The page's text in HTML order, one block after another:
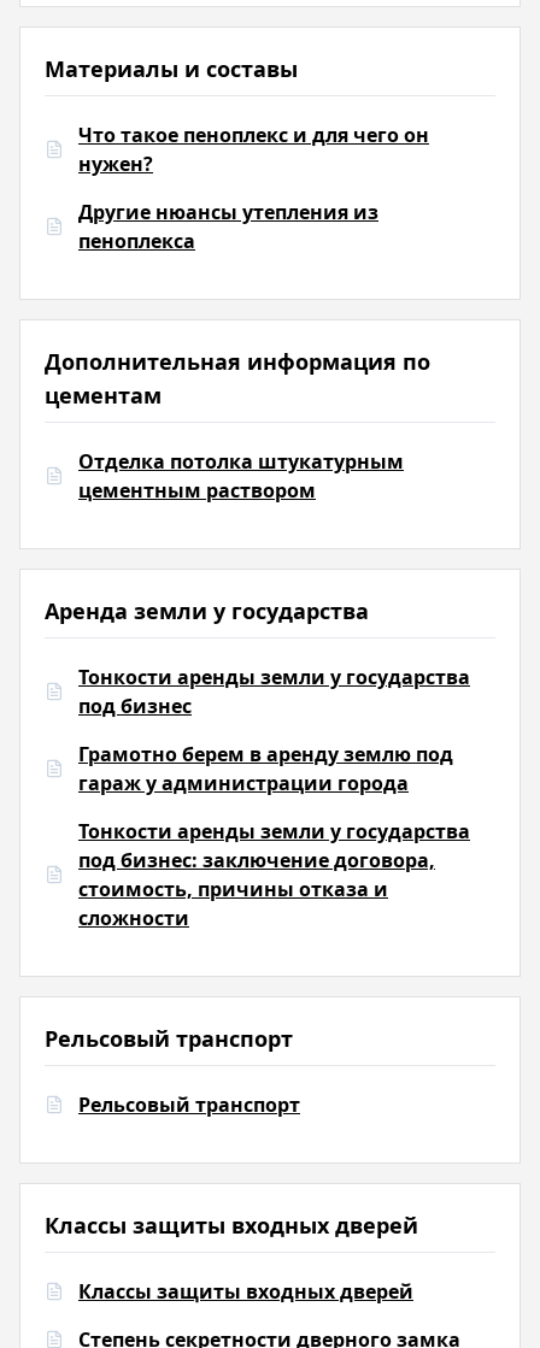
Материалы и составы
Что такое пеноплекс и для чего он
нужен?
Другие нюансы утепления из
пеноплекса
Дополнительная информация по
цементам
Отделка потолка штукатурным
цементным раствором
Аренда земли у государства
Тонкости аренды земли у государства
под бизнес
Грамотно берем в аренду землю под
гараж у администрации города
Тонкости аренды земли у государства
под бизнес: заключение договора,
стоимость, причины отказа и
сложности
Рельсовый транспорт
Рельсовый транспорт
Классы защиты входных дверей
Классы защиты входных дверей
Степень секретности дверного замка